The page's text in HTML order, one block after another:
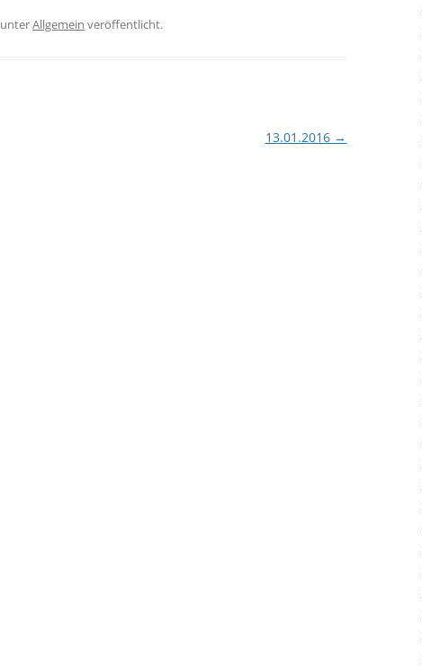
unterAllgemein veröffentlicht.
13.01.2016 →